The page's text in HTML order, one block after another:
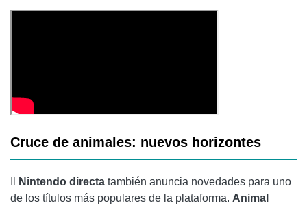
Cruce de animales: nuevos horizontes
Nintendo directa también anuncia novedades para uno
de los títulos más populares de la plataforma. Animal